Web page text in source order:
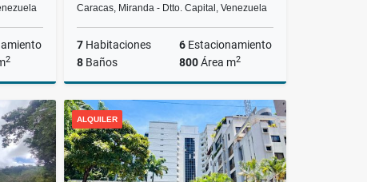
2
Venta
Caracas, Miranda - Dtto. Capital, Venezuela
7 Habitaciones 6 Estacionamiento
8 Baños 800Área m2
Venta
US$650,000
ALQUILER